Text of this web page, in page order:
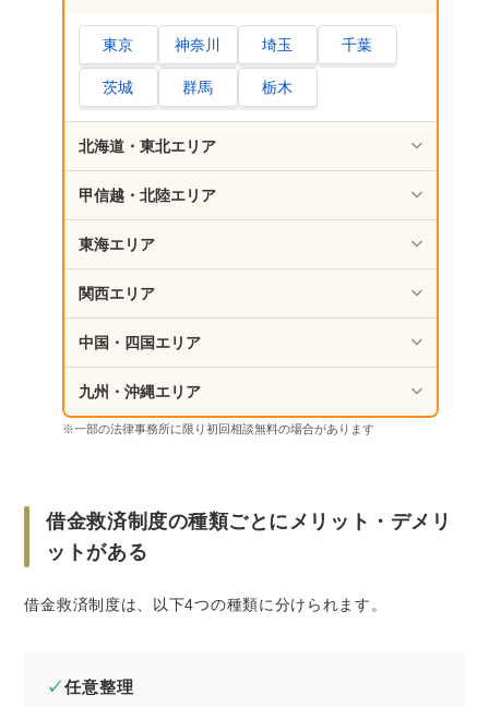
東京 神奈川 埼玉 千葉
茨城 群馬 栃木
北海道・東北エリア
甲信越・北陸エリア
東海エリア
関西エリア
中国・四国エリア
九州・沖縄エリア
※一部の法律事務所に限り初回相談無料の場合があります
借金救済制度の種類ごとにメリット・デメリ
ットがある
借金救済制度は、以下4つの種類に分けられます。
任意整理